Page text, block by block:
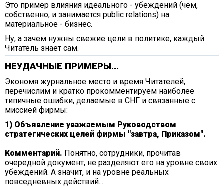
Это пример влияния идеального - убеждений (чем,
собственно, и занимается public relations) на
материальное - бизнес.
Ну, а зачем нужны свежие цели в политике, каждый
Читатель знает сам.
НЕУДАЧНЫЕ ПРИМЕРЫ...
Экономя журнальное место и время Читателей,
перечислим и кратко прокомментируем наиболее
типичные ошибки, делаемые в СНГ и связанные с
миссией фирмы:
1) Объявление уважаемым Руководством
стратегических целей фирмы "завтра, Приказом".
Комментарий. Понятно, сотрудники, прочитав
очередной документ, не разделяют его на уровне своих
убеждений. А значит, и на уровне реальных
повседневных действий...